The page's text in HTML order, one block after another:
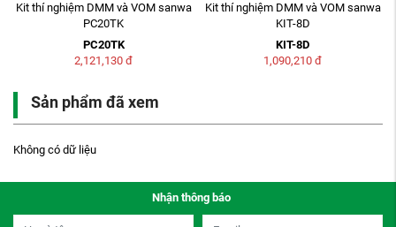
Kit thí nghiệm DMM và VOM sanwa
PC20TK
PC20TK
2,121,130 đ
Kit thí nghiệm DMM và VOM sanwa
KIT-8D
KIT-8D
1,090,210 đ
Sản phẩm đã xem
Không có dữ liệu
Nhận thông báo